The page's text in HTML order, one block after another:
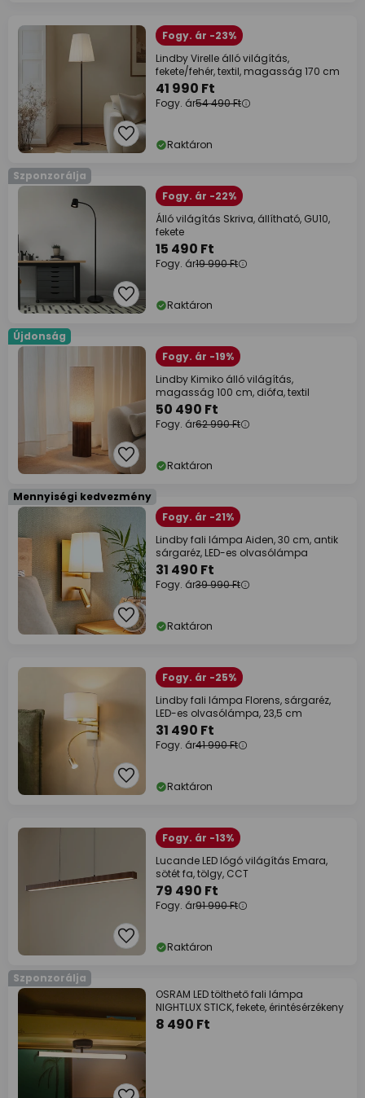
Fogy. ár -23%
Lindby Virelle álló világítás,
fekete/fehér, textil, magasság 170 cm
41 990 Ft
Fogy. ár54 490 Ft
Raktáron
Szponzorálja
Fogy. ár -22%
Álló világítás Skriva, állítható, GU10,
fekete
15 490 Ft
Fogy. ár19 990 Ft
Raktáron
Újdonság
Fogy. ár -19%
Lindby Kimiko álló világítás,
magasság 100 cm, diófa, textil
50 490 Ft
Fogy. ár62 990 Ft
Raktáron
Mennyiségi kedvezmény
Fogy. ár -21%
Lindby fali lámpa Aiden, 30 cm, antik
sárgaréz, LED-es olvasólámpa
31 490 Ft
Fogy. ár39 990 Ft
Raktáron
Fogy. ár -25%
Lindby fali lámpa Florens, sárgaréz,
LED-es olvasólámpa, 23,5 cm
31 490 Ft
Fogy. ár41 990 Ft
Raktáron
Fogy. ár -13%
Lucande LED lógó világítás Emara,
sötét fa, tölgy, CCT
79 490 Ft
Fogy. ár91 990 Ft
Raktáron
Szponzorálja
OSRAM LED tölthető fali lámpa
NIGHTLUX STICK, fekete, érintésérzékeny
8 490 Ft